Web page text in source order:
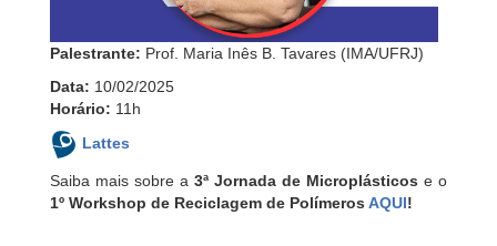
Palestrante: Prof. Maria Inês B. Tavares (IMA/UFRJ)
Data: 10/02/2025
Horário: 11h
Lattes
Saiba mais sobre a 3ª Jornada de Microplásticos e o
1º Workshop de Reciclagem de Polímeros AQUI!